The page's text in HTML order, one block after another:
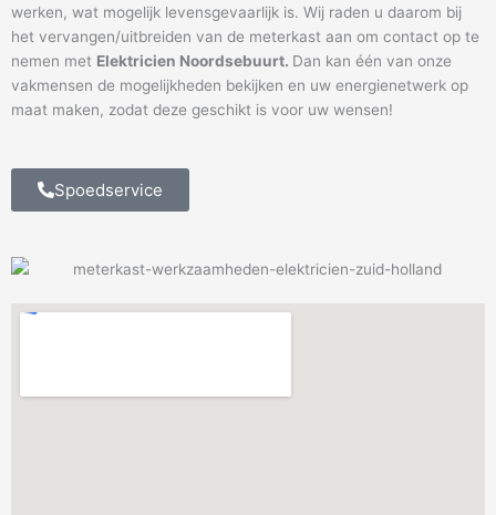
werken, wat mogelijk levensgevaarlijk is. Wij raden u daarom bij
het vervangen/uitbreiden van de meterkast aan om contact op te
nemen met Elektricien Noordsebuurt. Dan kan één van onze
vakmensen de mogelijkheden bekijken en uw energienetwerk op
maat maken, zodat deze geschikt is voor uw wensen!
Spoedservice